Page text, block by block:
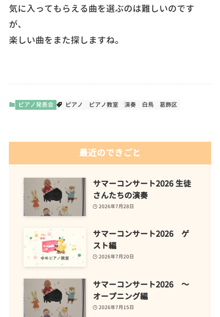
気に入ってもらえる曲を選ぶのは難しいのです
が、
楽しい曲をまた探しますね。
ピアノ発表会 ピアノ ピアノ教室 演奏 白鳥 葛飾区
最近のできごと
サマーコンサート2026 生徒
さんたちの演奏
2026年7月28日
サマーコンサート2026 ゲ
スト編
2026年7月20日
サマーコンサート2026 ～
オープニング編
2026年7月15日